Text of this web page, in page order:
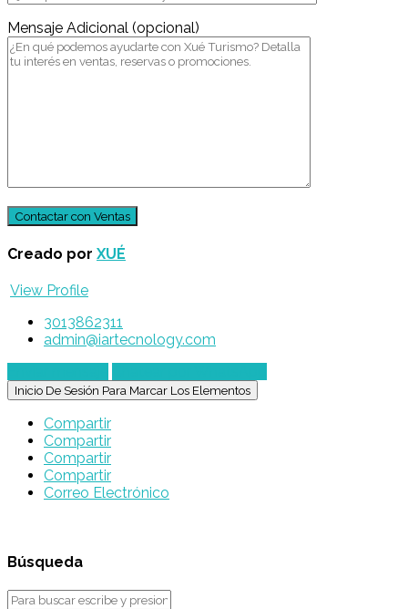
Mensaje Adicional (opcional)
Creado por XUÉ
View Profile
3013862311
admin@iartecnology.com
Inicio De Sesión Para Marcar Los Elementos
Compartir
Compartir
Compartir
Compartir
Correo Electrónico
Búsqueda